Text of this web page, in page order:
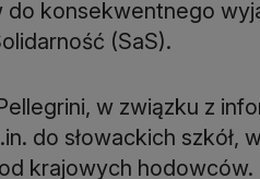
do konsekwentnego
(SaS).
w związku z
do słowackich szkół,
krajowych